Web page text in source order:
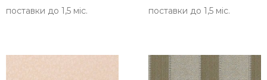
поставки до 1,5 міс.
поставки до 1,5 міс.